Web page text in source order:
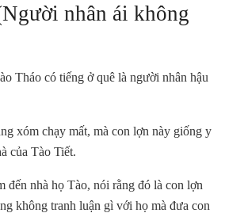
nhân ái không
Tháo có tiếng ở quê là người nhân hậu
xóm chạy mất, mà con lợn này giống y
của Tào Tiết.
đến nhà họ Tào, nói rằng đó là con lợn
không tranh luận gì với họ mà đưa con